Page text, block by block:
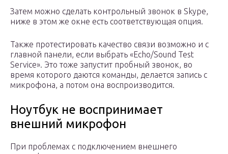
Затем можно сделать контрольный звонок в Skype,
ниже в этом же окне есть соответствующая опция.
Также протестировать качество связи возможно и с
главной панели, если выбрать «Echo/Sound Test
Service». Это тоже запустит пробный звонок, во
время которого даются команды, делается запись с
микрофона, а потом она воспроизводится.
Ноутбук не воспринимает
внешний микрофон
При проблемах с подключением внешнего